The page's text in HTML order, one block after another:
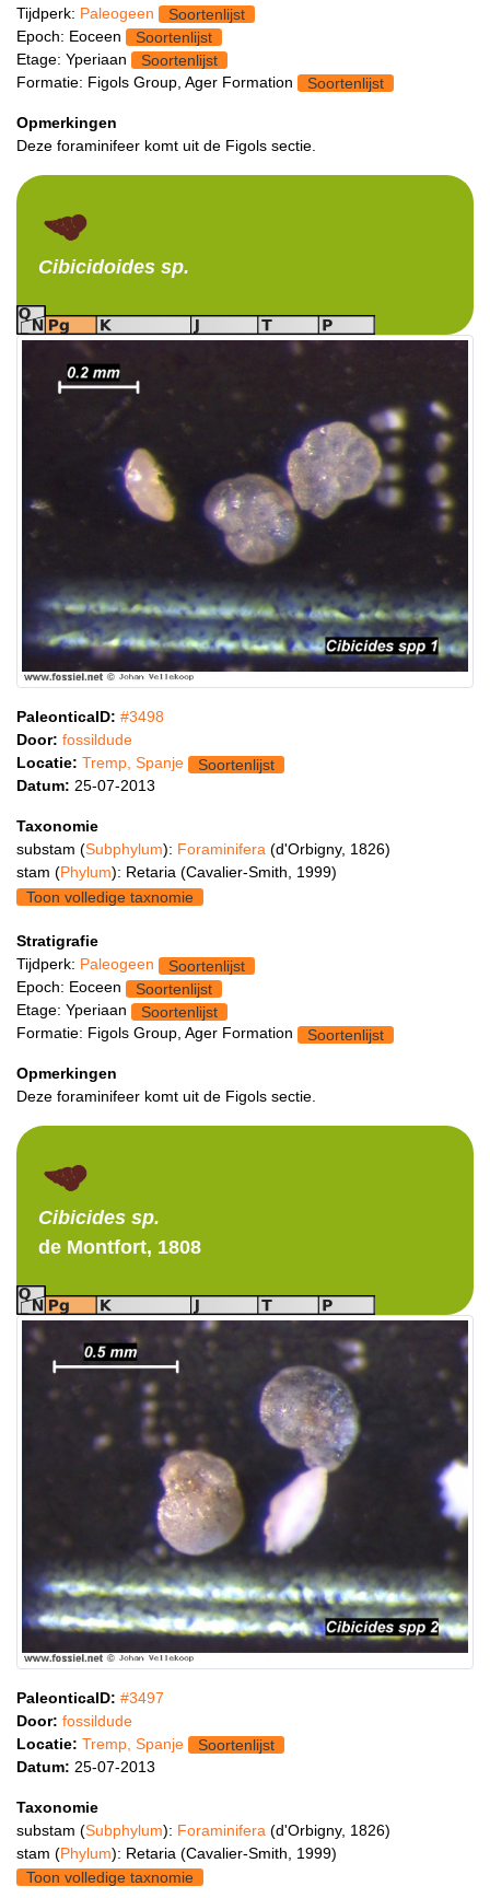
Tijdperk: Paleogeen
Soortenlijst
Epoch: Eoceen
Soortenlijst
Etage: Yperiaan
Soortenlijst
Formatie: Figols Group, Ager Formation
Soortenlijst
Opmerkingen
Deze foraminifeer komt uit de Figols sectie.
Cibicidoides sp.
PaleonticaID: #3498
Door: fossildude
Locatie: Tremp, Spanje
Soortenlijst
Datum: 25-07-2013
Taxonomie
substam (Subphylum): Foraminifera (d'Orbigny, 1826)
stam (Phylum): Retaria (Cavalier-Smith, 1999)
Toon volledige taxnomie
Stratigrafie
Tijdperk: Paleogeen
Soortenlijst
Epoch: Eoceen
Soortenlijst
Etage: Yperiaan
Soortenlijst
Formatie: Figols Group, Ager Formation
Soortenlijst
Opmerkingen
Deze foraminifeer komt uit de Figols sectie.
Cibicides sp.
de Montfort, 1808
PaleonticaID: #3497
Door: fossildude
Locatie: Tremp, Spanje
Soortenlijst
Datum: 25-07-2013
Taxonomie
substam (Subphylum): Foraminifera (d'Orbigny, 1826)
stam (Phylum): Retaria (Cavalier-Smith, 1999)
Toon volledige taxnomie